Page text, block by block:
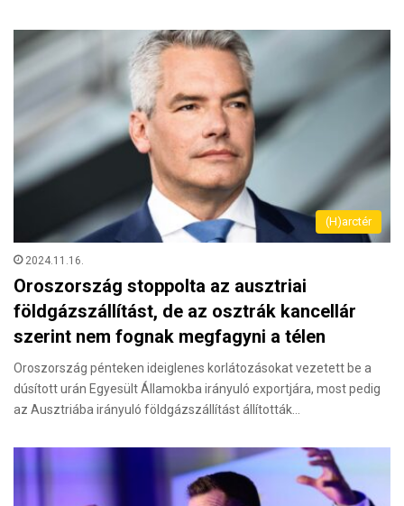
(H)arctér
2024.11.16.
Oroszország stoppolta az ausztriai
földgázszállítást, de az osztrák kancellár
szerint nem fognak megfagyni a télen
Oroszország pénteken ideiglenes korlátozásokat vezetett be a
dúsított urán Egyesült Államokba irányuló exportjára, most pedig
az Ausztriába irányuló földgázszállítást állították…